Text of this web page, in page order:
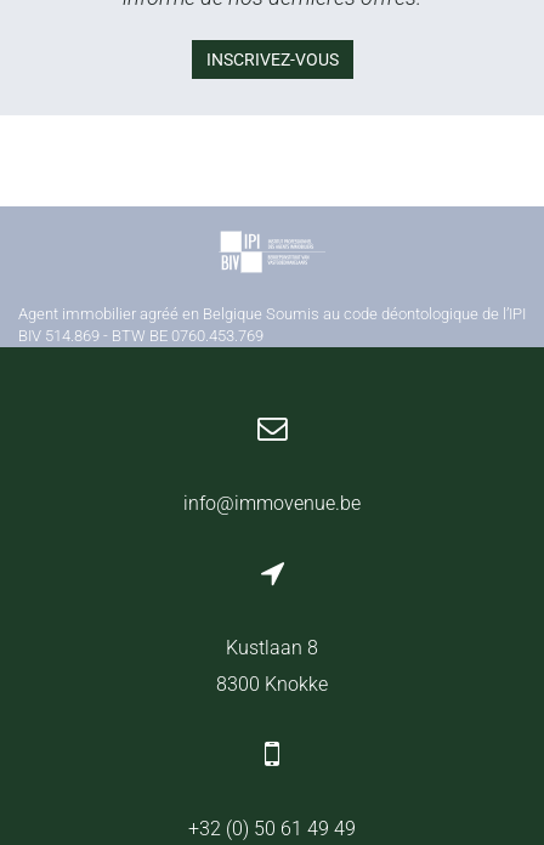
INSCRIVEZ-VOUS
Agent immobilier agréé en Belgique Soumis au code déontologique de l’IPI
BIV 514.869 - BTW BE 0760.453.769
info@immovenue.be
Kustlaan 8
8300 Knokke
+32 (0) 50 61 49 49